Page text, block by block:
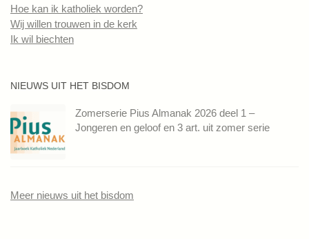
Hoe kan ik katholiek worden?
Wij willen trouwen in de kerk
Ik wil biechten
NIEUWS UIT HET BISDOM
Zomerserie Pius Almanak 2026 deel 1 –
Jongeren en geloof en 3 art. uit zomer serie
Meer nieuws uit het bisdom